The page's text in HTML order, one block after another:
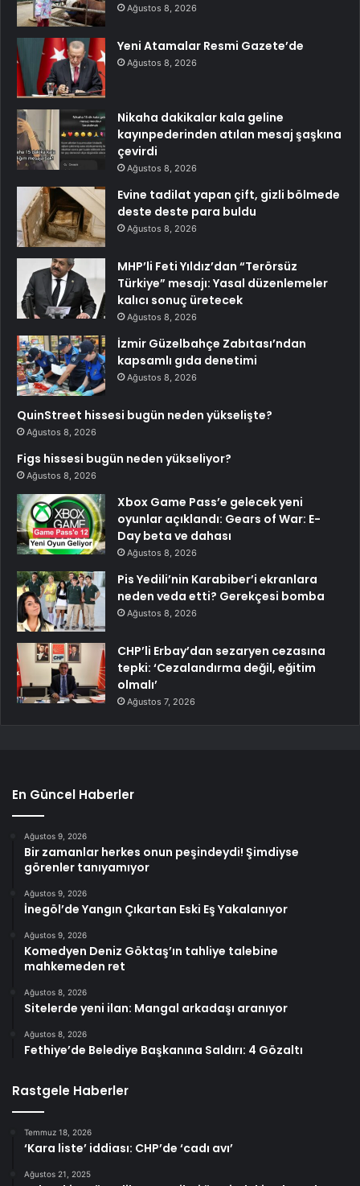
Ağustos 8, 2026
Yeni Atamalar Resmi Gazete’de
Ağustos 8, 2026
Nikaha dakikalar kala geline
kayınpederinden atılan mesaj şaşkına
çevirdi
Ağustos 8, 2026
Evine tadilat yapan çift, gizli bölmede
deste deste para buldu
Ağustos 8, 2026
MHP’li Feti Yıldız’dan “Terörsüz
Türkiye” mesajı: Yasal düzenlemeler
kalıcı sonuç üretecek
Ağustos 8, 2026
İzmir Güzelbahçe Zabıtası’ndan
kapsamlı gıda denetimi
Ağustos 8, 2026
QuinStreet hissesi bugün neden yükselişte?
Ağustos 8, 2026
Figs hissesi bugün neden yükseliyor?
Ağustos 8, 2026
Xbox Game Pass’e gelecek yeni
oyunlar açıklandı: Gears of War: E-
Day beta ve dahası
Ağustos 8, 2026
Pis Yedili’nin Karabiber’i ekranlara
neden veda etti? Gerekçesi bomba
Ağustos 8, 2026
CHP’li Erbay’dan sezaryen cezasına
tepki: ‘Cezalandırma değil, eğitim
olmalı’
Ağustos 7, 2026
En Güncel Haberler
Ağustos 9, 2026
Bir zamanlar herkes onun peşindeydi! Şimdiyse
görenler tanıyamıyor
Ağustos 9, 2026
İnegöl’de Yangın Çıkartan Eski Eş Yakalanıyor
Ağustos 9, 2026
Komedyen Deniz Göktaş’ın tahliye talebine
mahkemeden ret
Ağustos 8, 2026
Sitelerde yeni ilan: Mangal arkadaşı aranıyor
Ağustos 8, 2026
Fethiye’de Belediye Başkanına Saldırı: 4 Gözaltı
Rastgele Haberler
Temmuz 18, 2026
‘Kara liste’ iddiası: CHP’de ‘cadı avı’
Ağustos 21, 2025